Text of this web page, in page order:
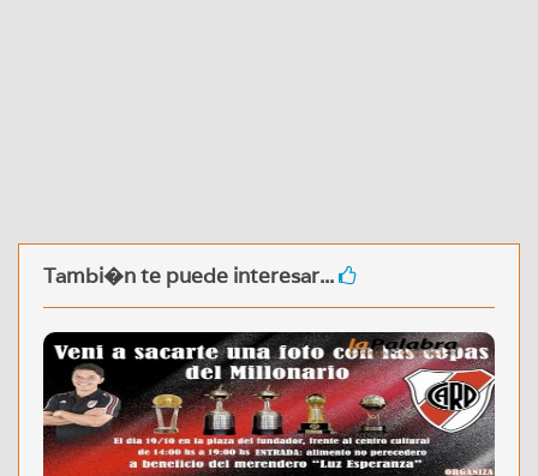
Tambi�n te puede interesar...